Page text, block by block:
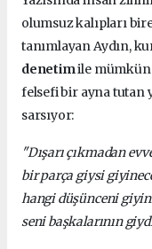
olumsuz kalıpları
tanımlayan Aydın,
denetimile mümkün
felsefi bir ayna tutan
sarsıyor:
"Dışarı çıkmadan
bir parça giysi
hangi düşünceni
seni başkalarının